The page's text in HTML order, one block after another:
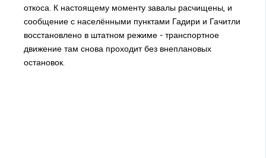
откоса. К настоящему моменту завалы расчищены, и
сообщение с населёнными пунктами Гадири и Гачитли
восстановлено в штатном режиме - транспортное
движение там снова проходит без внеплановых
остановок.